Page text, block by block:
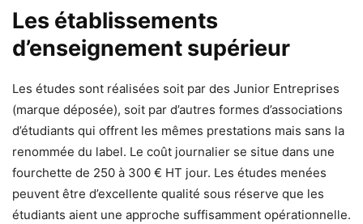
Les établissements
d’enseignement supérieur
Les études sont réalisées soit par des Junior Entreprises
(marque déposée), soit par d’autres formes d’associations
d’étudiants qui offrent les mêmes prestations mais sans la
renommée du label. Le coût journalier se situe dans une
fourchette de 250 à 300 € HT jour. Les études menées
peuvent être d’excellente qualité sous réserve que les
étudiants aient une approche suffisamment opérationnelle.